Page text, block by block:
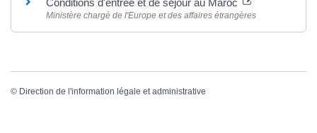
Conditions d'entrée et de séjour au Maroc
Ministère chargé de l'Europe et des affaires étrangères
© Direction de l'information légale et administrative